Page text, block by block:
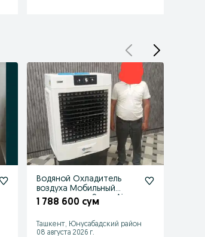
Водяной Охладитель
воздуха Мобильный
кондиционер Super Air
1 788 600 сум
Ташкент, Юнусабадский район
08 августа 2026 г.